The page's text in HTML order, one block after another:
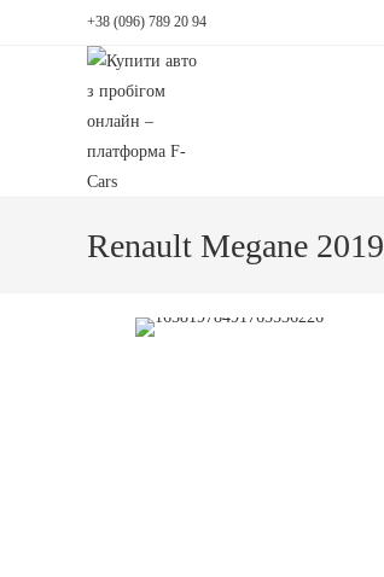
+38 (096) 789 20 94
Renault Megane 2019